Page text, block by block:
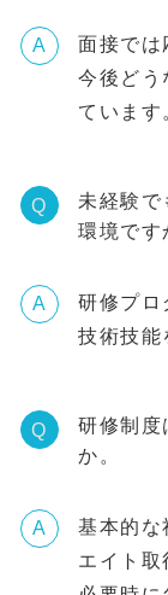
A
面接では
今後どう
ています
Q
未経験で
環境です
A
研修プロ
技術技能
Q
研修制度
か。
A
基本的
エイト取